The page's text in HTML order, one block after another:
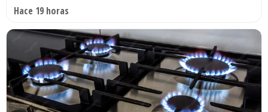
Hace 19 horas